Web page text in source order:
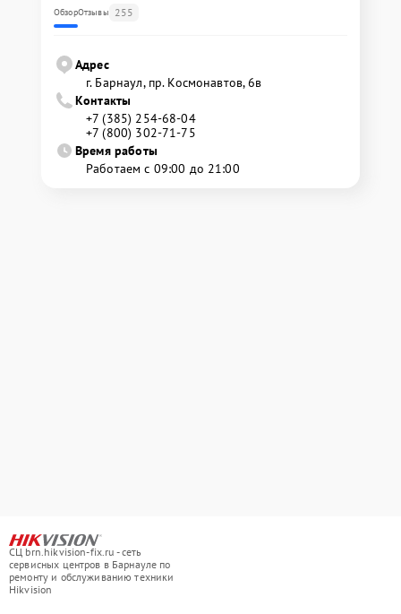
ОбзорОтзывы 255
Адрес
г. Барнаул, ​пр. Космонавтов, 6в
Контакты
+7 (385) 254-68-04
+7 (800) 302-71-75
Время работы
Работаем с 09:00 до 21:00
СЦ brn.hikvision-fix.ru - сеть
сервисных центров в Барнауле по
ремонту и обслуживанию техники
Hikvision